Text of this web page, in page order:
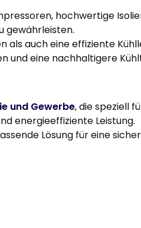
hochwertige
gewährleisten.
als auch eine effiziente
und eine nachhaltigere
und Gewerbe, die speziell
energieeffiziente Leistung.
Lösung für eine